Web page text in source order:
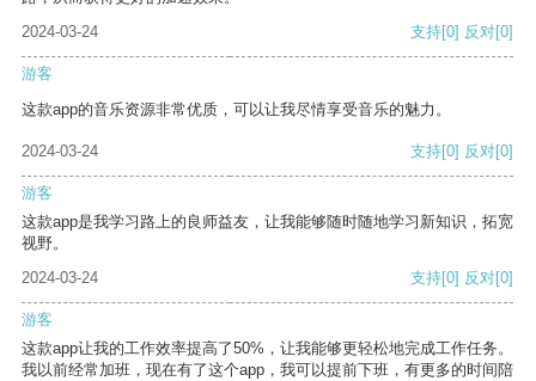
2024-03-24
支持[0] 反对[0]
游客
这款app的音乐资源非常优质，可以让我尽情享受音乐的魅力。
2024-03-24 支持[0] 反对[0]
游客
这款app是我学习路上的良师益友，让我能够随时随地学习新知识，拓宽
视野。
2024-03-24
支持[0] 反对[0]
游客
这款app让我的工作效率提高了50%，让我能够更轻松地完成工作任务。
我以前经常加班，现在有了这个app，我可以提前下班，有更多的时间陪